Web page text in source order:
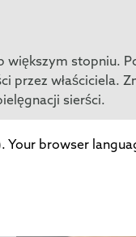
większym stopniu.
przez właściciela.
sierści.
browser